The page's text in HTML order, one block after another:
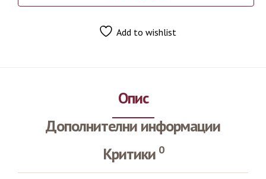
Add to wishlist
Опис
Дополнителни информации
Критики 0